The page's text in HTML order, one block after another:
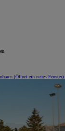
(Öffnet ein neues Fenster)